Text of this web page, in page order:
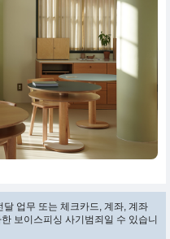
업무 또는 체크카드, 계좌, 계좌
보이스피싱 사기범죄일 수 있습니